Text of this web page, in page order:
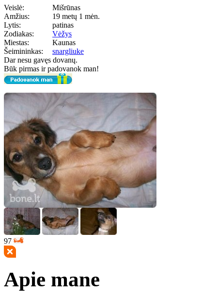
Veislė:
Mišrūnas
Amžius:
19 metų 1 mėn.
Lytis:
patinas
Zodiakas:
Vėžys
Miestas:
Kaunas
Šeimininkas:
snargliuke
Dar nesu gavęs dovanų.
Būk pirmas ir padovanok man!
97
Apie mane